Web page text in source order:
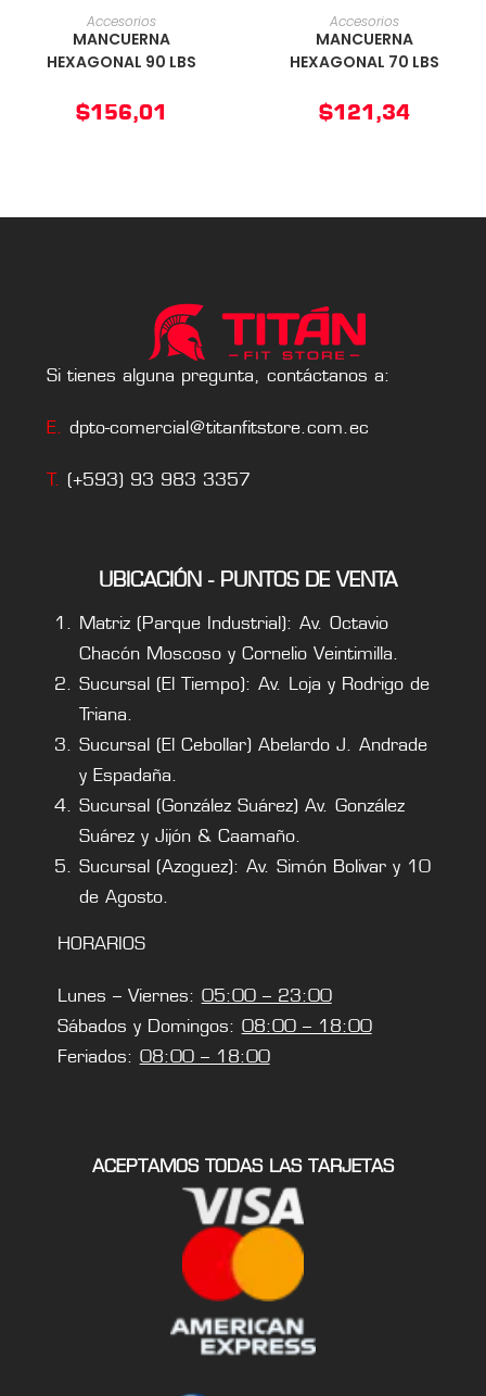
AÑADIR AL CARRITO
Accesorios
MANCUERNA
HEXAGONAL 90 LBS
$156,01
AÑADIR AL CARRITO
Accesorios
MANCUERNA
HEXAGONAL 70 LBS
$121,34
Si tienes alguna pregunta, contáctanos a:
E. dpto-comercial@titanfitstore.com.ec
T. (+593) 93 983 3357
UBICACIÓN - PUNTOS DE VENTA
Matriz (Parque Industrial): Av. Octavio
Chacón Moscoso y Cornelio Veintimilla.
Sucursal (El Tiempo): Av. Loja y Rodrigo de
Triana.
Sucursal (El Cebollar) Abelardo J. Andrade
y Espadaña.
Sucursal (González Suárez) Av. González
Suárez y Jijón & Caamaño.
Sucursal (Azoguez): Av. Simón Bolivar y 10
de Agosto.
HORARIOS
Lunes – Viernes: 05:00 – 23:00
Sábados y Domingos: 08:00 – 18:00
Feriados: 08:00 – 18:00
ACEPTAMOS TODAS LAS TARJETAS